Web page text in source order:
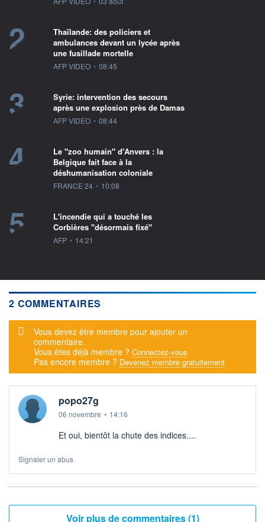
2
Thaïlande: des policiers et
ambulances devant un lycée après
une fusillade mortelle
information fournie par
AFP VIDEO • 08:45
3
Syrie: intervention des secours
après une explosion près de Damas
information fournie par
AFP VIDEO • 08:44
4
Le "zoo humain" d'Anvers : la
Belgique fait face à la
déshumanisation coloniale
information fournie par
FRANCE 24 • 10:08
5
L'incendie qui a touché les
Corbières "désormais fixé"
information fournie par
AFP • 14:21
2 COMMENTAIRES
Message d'alerte
Vous devez être membre pour ajouter un
commentaire.
Vous êtes déjà membre ? Connectez-vous
Pas encore membre ? Devenez membre gratuitement
popo27g
06 novembre • 14:16
Et oui, bientôt la chute des indices....
Signaler un abus
Voir plus de commentaires (1)